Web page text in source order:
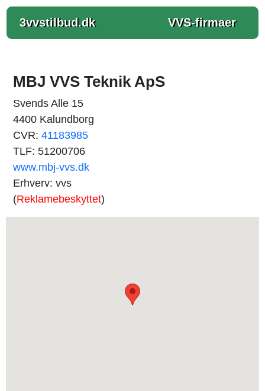
3vvstilbud.dk VVS-firmaer
MBJ VVS Teknik ApS
Svends Alle 15
4400 Kalundborg
CVR: 41183985
TLF: 51200706
www.mbj-vvs.dk
Erhverv: vvs
(Reklamebeskyttet)